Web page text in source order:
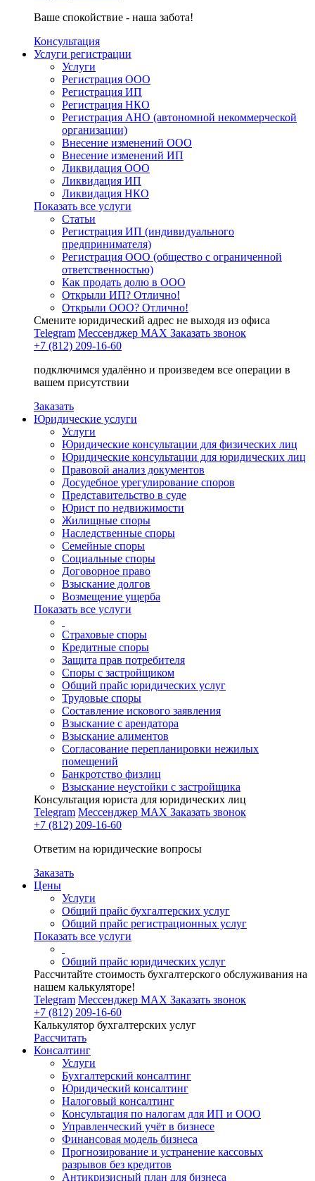
Ваше спокойствие - наша забота!
Консультация
Услуги регистрации
Услуги
Регистрация ООО
Регистрация ИП
Регистрация НКО
Регистрация АНО (автономной некоммерческой
организации)
Внесение изменений ООО
Внесение изменений ИП
Ликвидация ООО
Ликвидация ИП
Ликвидация НКО
Показать все услуги
Статьи
Регистрация ИП (индивидуального
предпринимателя)
Регистрация ООО (общество с ограниченной
ответственностью)
Как продать долю в ООО
Открыли ИП? Отлично!
Открыли ООО? Отлично!
Смените юридический адрес не выходя из офиса
Telegram Мессенджер MAX Заказать звонок
+7 (812) 209-16-60
подключимся удалённо и произведем все операции в
вашем присутствии
Заказать
Юридические услуги
Услуги
Юридические консультации для физических лиц
Юридические консультации для юридических лиц
Правовой анализ документов
Досудебное урегулирование споров
Представительство в суде
Юрист по недвижимости
Жилищные споры
Наследственные споры
Семейные споры
Социальные споры
Договорное право
Взыскание долгов
Возмещение ущерба
Показать все услуги
Страховые споры
Кредитные споры
Защита прав потребителя
Споры с застройщиком
Общий прайс юридических услуг
Трудовые споры
Составление искового заявления
Взыскание с арендатора
Взыскание алиментов
Cогласование перепланировки нежилых
помещений
Банкротство физлиц
Взыскание неустойки с застройщика
Консультация юриста для юридических лиц
Telegram Мессенджер MAX Заказать звонок
+7 (812) 209-16-60
Ответим на юридические вопросы
Заказать
Цены
Услуги
Общий прайс бухгалтерских услуг
Общий прайс регистрационных услуг
Показать все услуги
Общий прайс юридических услуг
Рассчитайте стоимость бухгалтерского обслуживания на
нашем калькуляторе!
Telegram Мессенджер MAX Заказать звонок
+7 (812) 209-16-60
Калькулятор бухгалтерских услуг
Рассчитать
Консалтинг
Услуги
Бухгалтерский консалтинг
Юридический консалтинг
Налоговый консалтинг
Консультация по налогам для ИП и ООО
Управленческий учёт в бизнесе
Финансовая модель бизнеса
Прогнозирование и устранение кассовых
разрывов без кредитов
Антикризисный план для бизнеса